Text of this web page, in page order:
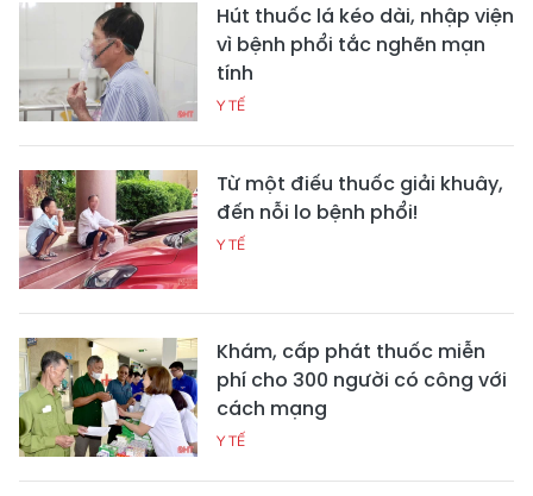
Hút thuốc lá kéo dài, nhập viện
vì bệnh phổi tắc nghẽn mạn
tính
Y TẾ
Từ một điếu thuốc giải khuây,
đến nỗi lo bệnh phổi!
Y TẾ
Khám, cấp phát thuốc miễn
phí cho 300 người có công với
cách mạng
Y TẾ